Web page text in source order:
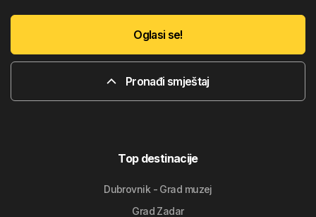
Oglasi se!
Pronađi smještaj
Top destinacije
Dubrovnik - Grad muzej
Grad Zadar